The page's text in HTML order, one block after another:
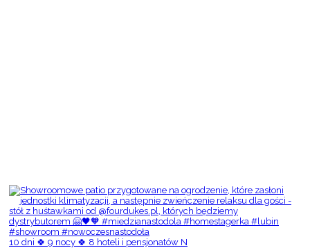
10 dni 🍀 9 nocy 🍀 8 hoteli i pensjonatów N